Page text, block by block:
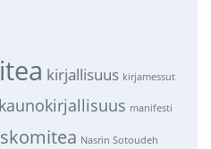
kirjallisuus kirjamessut
manifesti
Nasrin Sotoudeh